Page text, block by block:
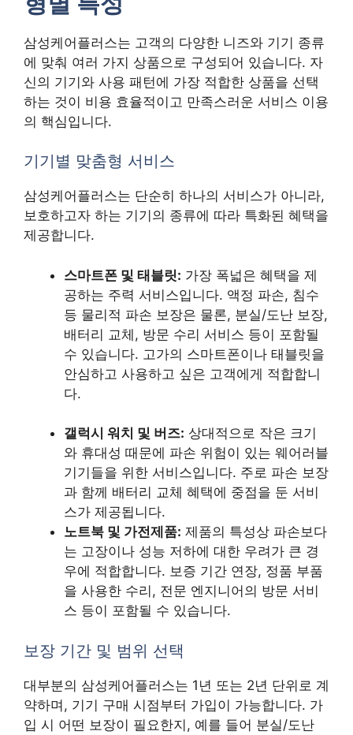
삼성케어플러스는 고객의 다양한 니즈와 기기 종류
에 맞춰 여러 가지 상품으로 구성되어 있습니다. 자
신의 기기와 사용 패턴에 가장 적합한 상품을 선택
하는 것이 비용 효율적이고 만족스러운 서비스 이용
의 핵심입니다.
기기별 맞춤형 서비스
삼성케어플러스는 단순히 하나의 서비스가 아니라,
보호하고자 하는 기기의 종류에 따라 특화된 혜택을
제공합니다.
스마트폰 및 태블릿: 가장 폭넓은 혜택을 제
공하는 주력 서비스입니다. 액정 파손, 침수
등 물리적 파손 보장은 물론, 분실/도난 보장,
배터리 교체, 방문 수리 서비스 등이 포함될
수 있습니다. 고가의 스마트폰이나 태블릿을
안심하고 사용하고 싶은 고객에게 적합합니
다.
갤럭시 워치 및 버즈: 상대적으로 작은 크기
와 휴대성 때문에 파손 위험이 있는 웨어러블
기기들을 위한 서비스입니다. 주로 파손 보장
과 함께 배터리 교체 혜택에 중점을 둔 서비
스가 제공됩니다.
노트북 및 가전제품: 제품의 특성상 파손보다
는 고장이나 성능 저하에 대한 우려가 큰 경
우에 적합합니다. 보증 기간 연장, 정품 부품
을 사용한 수리, 전문 엔지니어의 방문 서비
스 등이 포함될 수 있습니다.
보장 기간 및 범위 선택
대부분의 삼성케어플러스는 1년 또는 2년 단위로 계
약하며, 기기 구매 시점부터 가입이 가능합니다. 가
입 시 어떤 보장이 필요한지, 예를 들어 분실/도난